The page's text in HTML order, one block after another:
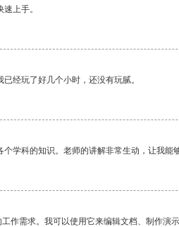
上手。
经玩了好几个小时，还没有玩腻。
学科的知识。老师的讲解非常生动，让我能
作需求。我可以使用它来编辑文档、制作演